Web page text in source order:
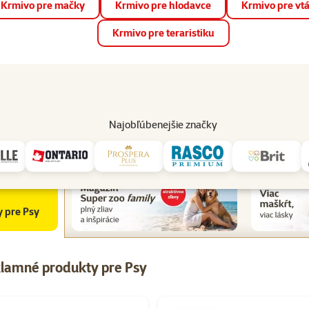
📱 Stiahnite si novú aplikáciu Super zoo.Viac informácií
Krmivo pre mačky Krmivo pre hlodavce Krmivo pre
Krmivo pre teraristiku
Najobľúbenejšie značky
Predajne Služby
Všetky reklamné produkty pre psov
pre Psy
produkty pre Psy